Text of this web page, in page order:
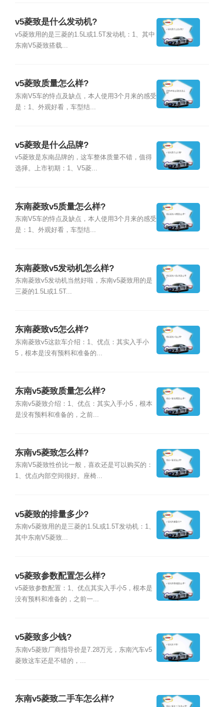
v5菱致是什么发动机?
v5菱致用的是三菱的1.5L或1.5T发动机：1、其中
东南V5菱致搭载...
v5菱致质量怎么样?
东南V5车的恃点及缺点，本人使用3个月来的感受
是：1、外观好看，车型结...
v5菱致是什么品牌?
v5菱致是东南品牌的，这车整体质量不错，值得
选择。上市初期：1、V5菱...
东南菱致v5质量怎么样?
东南V5车的恃点及缺点，本人使用3个月来的感受
是：1、外观好看，车型结...
东南菱致v5发动机怎么样?
东南菱致v5发动机当然好啦，东南v5菱致用的是
三菱的1.5L或1.5T...
东南菱致v5怎么样?
东南菱致v5这款车介绍：1、优点：其实入手小
5，根本是没有预料和准备的...
东南v5菱致质量怎么样?
东南v5菱致介绍：1、优点：其实入手小5，根本
是没有预料和准备的，之前...
东南v5菱致怎么样?
东南V5菱致性价比一般，喜欢还是可以购买的：
1、优点内部空间很好。座椅...
v5菱致的排量多少?
东南v5菱致用的是三菱的1.5L或1.5T发动机：1、
其中东南V5菱致...
v5菱致参数配置怎么样?
v5菱致参数配置：1、优点其实入手小5，根本是
没有预料和准备的，之前一...
v5菱致多少钱?
东南v5菱致厂商指导价是7.28万元，东南汽车v5
菱致这车还是不错的，...
东南v5菱致二手车怎么样?